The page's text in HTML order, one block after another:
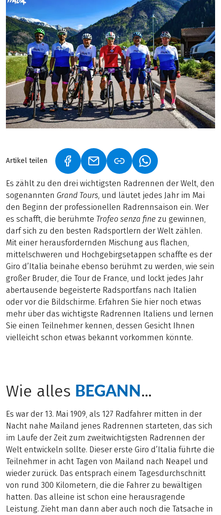
Artikel teilen (LINK ÖFFNET IN NEUEM TAB)
(LINK ÖFFNET IN NEUEM TAB)
(LINK ÖFFNET IN
Es zählt zu den drei wichtigsten Radrennen der Welt, den
sogenannten Grand Tours, und läutet jedes Jahr im Mai
den Beginn der professionellen Radrennsaison ein. Wer
es schafft, die berühmte Trofeo senza fine zu gewinnen,
darf sich zu den besten Radsportlern der Welt zählen.
Mit einer herausfordernden Mischung aus flachen,
mittelschweren und Hochgebirgsetappen schaffte es der
Giro d’Italia beinahe ebenso berühmt zu werden, wie sein
großer Bruder, die Tour de France, und lockt jedes Jahr
abertausende begeisterte Radsportfans nach Italien
oder vor die Bildschirme. Erfahren Sie hier noch etwas
mehr über das wichtigste Radrennen Italiens und lernen
Sie einen Teilnehmer kennen, dessen Gesicht Ihnen
vielleicht schon etwas bekannt vorkommen könnte.
Wie alles BEGANN…
Es war der 13. Mai 1909, als 127 Radfahrer mitten in der
Nacht nahe Mailand jenes Radrennen starteten, das sich
im Laufe der Zeit zum zweitwichtigsten Radrennen der
Welt entwickeln sollte. Dieser erste Giro d’Italia führte die
Teilnehmer in acht Tagen von Mailand nach Neapel und
wieder zurück. Das entsprach einem Tagesdurchschnitt
von rund 300 Kilometern, die die Fahrer zu bewältigen
hatten. Das alleine ist schon eine herausragende
Leistung. Zieht man dann aber auch noch die Tatsache in